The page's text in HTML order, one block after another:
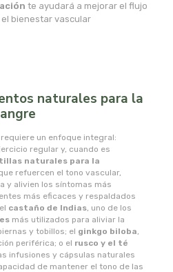
te ayudará a mejorar el flujo
bienestar vascular
naturales para la
un enfoque integral:
regular y, cuando es
naturales para la
refuercen el tono vascular,
y alivien los síntomas más
más eficaces y respaldados
castaño de Indias, uno de los
más utilizados para aliviar la
y tobillos; el ginkgo biloba,
periférica; o el rusco y el té
infusiones y cápsulas naturales
de mantener el tono de las